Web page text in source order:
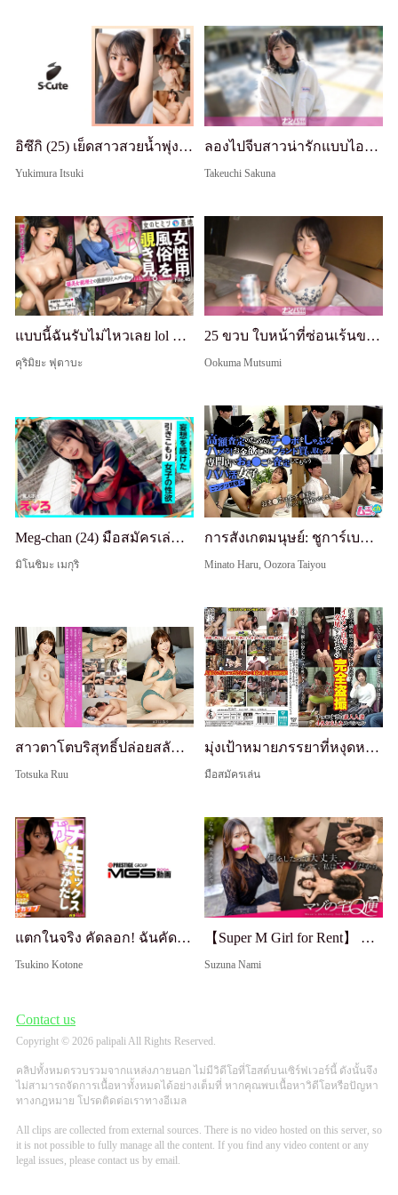
อิซึกิ (25) เย็ดสาวสวยน้ำพุ่งแตกใน
Yukimura Itsuki
ลองไปจีบสาวน่ารักแบบไอดอลบริสุทธิ์! ตอนแรกเธอประหม่าและขี้อาย แต่ค่อยๆ ตื่นรู้เรื่องเซ็กส์! ขอโทษที่มันเสียวเกินไป lol เธอกำลังเรียนรู้เรื่องความเสียวและเสร็จหลายรอบ lol. จีบจริง ถ่ายครั้งแรก. 2331
Takeuchi Sakuna
แบบนี้ฉันรับไม่ไหวเลย lol ยิ่งกว่านั้น นักบัญชีภาษีที่สวยเซ็กซี่มาก? มันเสียวเกินไป... สีหน้าของผู้หญิงที่เสียวสุดขีดกับควยต้องห้ามของผู้หญิงฉลาด ฉันทนไม่ไหว... ในท่าขี่ควย สะโพกเธอหมุนอย่างเสียว ควยเหมือนวัตถุและแตกเสียวแรง ฉันชอบมาก lol #FemaleBrothel #
คุริมิยะ ฟุตาบะ
25 ขวบ ใบหน้าที่ซ่อนเร้นของแฟนสาวที่วางพู่กัน ไฝเซ็กซี่ใต้ตาและนม F คัพขนาดใหญ่ - สเก็ตช์จุดสุดยอดของอาเคเนะ รับจริง ถ่ายครั้งแรก 2330
Ookuma Mutsumi
Meg-chan (24) มือสมัครเล่น Hoikoi・Erokyun・มือสมัครเล่น・เรียบร้อยและสะอาด・นมสวย・ผอมเพรียว・Hikikomori・แพ้แอลกอฮอล์・พุ่งน้ำ・คอสเพลย์・POV・สารคดี
มิโนชิมะ เมกุริ
การสังเกตมนุษย์: ชูการ์เบบี้ที่อมควยและเย็ดเพื่อการประเมินสูง ได้รับการประเมินหีที่ร้านเฉพาะทางรับซื้อแบรนด์เพื่อเงิน
Minato Haru, Oozora Taiyou
สาวตาโตบริสุทธิ์ปล่อยสลัตที่ซ่อนอยู่เต็มที่ผ่านการจับคู่ ◆ ความต้องการที่สะสมมากเกินไปและระเบิด ◆ ประเภทบริสุทธิ์ยิ้มน่ารักสัมผัสควยทันที เลียหัวนมและเสร็จทันที! การช่วยตัวเองด้วยโรเตอร์ → บริการอมควยด้วยไวเบอร์หนา → เย็ดดิบ ลูกสูบปีศาจ แตกในซ้ำๆ! รัดคอแล
Totsuka Ruu
มุ่งเป้าหมายภรรยาที่หงุดหงิดทางเพศและพากลับบ้าน! แอบถ่ายครบถ้วนจนกระทั่งพวกเธอเย็ดที่บ้านของหนุ่มหล่อ - คอมไพล์พิเศษของแม่บ้านมือสมัครเล่นที่เชื่อง่าย 4 คน
มือสมัครเล่น
แตกในจริง คัดลอก! ฉันคัดลอกหีที่ฉันแตกในเมียสวยจากฮิโรโอะ♡
Tsukino Kotone
【Super M Girl for Rent】 รัดคอฉันแรงจนหายใจไม่ออก... พวกผู้ชายนอกบ้านนี่ขี้ขลาดไปหมดเลยเหรอ? ฉันอยากได้แรงกว่านี้อีก! สาวๆ อยากได้ความตื่นเต้น ใช้ฉันตามใจจนกว่าเวลาจะหมด—M พร้อมสำหรับทุกอย่าง เพราะเธอเป็น M... 【Masochist's Home Q Delivery】
Suzuna Nami
Contact us
Copyright © 2026 palipali All Rights Reserved.
คลิปทั้งหมดรวบรวมจากแหล่งภายนอก ไม่มีวิดีโอที่โฮสต์บนเซิร์ฟเวอร์นี้ ดังนั้นจึง
ไม่สามารถจัดการเนื้อหาทั้งหมดได้อย่างเต็มที่ หากคุณพบเนื้อหาวิดีโอหรือปัญหา
ทางกฎหมาย โปรดติดต่อเราทางอีเมล
All clips are collected from external sources. There is no video hosted on this server, so
it is not possible to fully manage all the content. If you find any video content or any
legal issues, please contact us by email.